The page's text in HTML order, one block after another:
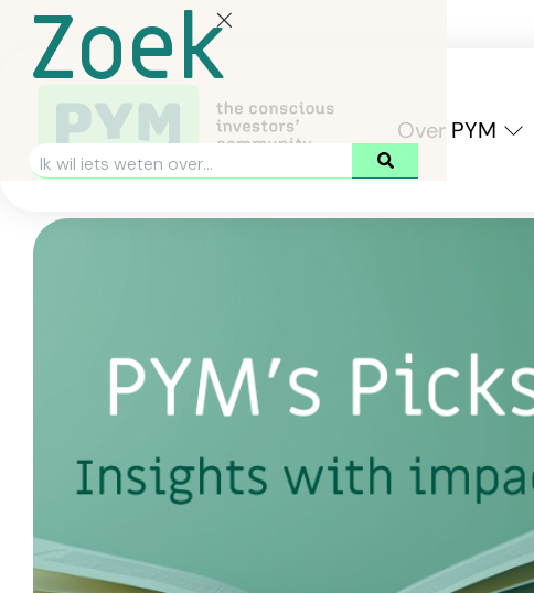
Zoek
Over PYM